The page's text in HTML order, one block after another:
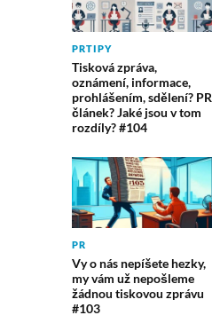
PRTIPY
Tisková zpráva,
oznámení, informace,
prohlášením, sdělení? PR
článek? Jaké jsou v tom
rozdíly? #104
PR
Vy o nás nepíšete hezky,
my vám už nepošleme
žádnou tiskovou zprávu
#103